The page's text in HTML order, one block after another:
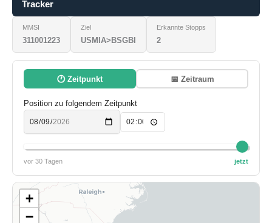
Tracker
MMSI
311001223
Ziel
USMIA>BSGBI
Erkannte Stopps
2
🕐 Zeitpunkt 📅 Zeitraum
Position zu folgendem Zeitpunkt
vor 30 Tagen jetzt
+
−